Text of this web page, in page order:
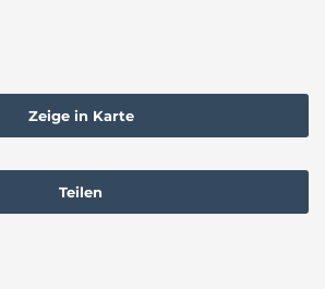
Zeige in Karte
Teilen